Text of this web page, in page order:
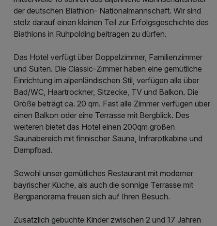
der deutschen Biathlon- Nationalmannschaft. Wir sind
stolz darauf einen kleinen Teil zur Erfolgsgeschichte des
Biathlons in Ruhpolding beitragen zu dürfen.
Das Hotel verfügt über Doppelzimmer, Familienzimmer
und Suiten. Die Classic-Zimmer haben eine gemütliche
Einrichtung im alpenländischen Stil, verfügen alle über
Bad/WC, Haartrockner, Sitzecke, TV und Balkon. Die
Größe beträgt ca. 20 qm. Fast alle Zimmer verfügen über
einen Balkon oder eine Terrasse mit Bergblick. Des
weiteren bietet das Hotel einen 200qm großen
Saunabereich mit finnischer Sauna, Infrarotkabine und
Dampfbad.
Sowohl unser gemütliches Restaurant mit moderner
bayrischer Küche, als auch die sonnige Terrasse mit
Bergpanorama freuen sich auf Ihren Besuch.
Zusätzlich gebuchte Kinder zwischen 2 und 17 Jahren